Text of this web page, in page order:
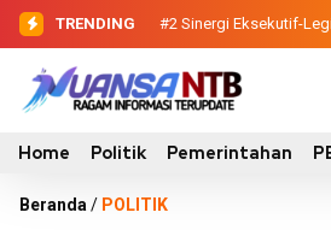
TRENDING #2 Sinergi Eksekutif-
Ansori Serahkan Tujuh
…
Home Politik Pemerintahan
Beranda / POLITIK